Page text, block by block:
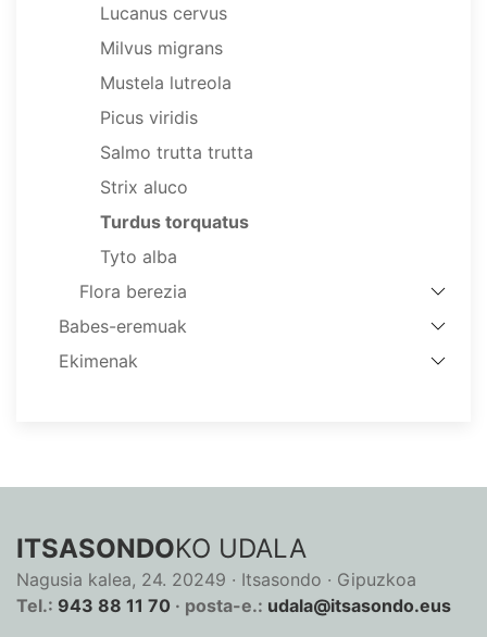
Lucanus cervus
Milvus migrans
Mustela lutreola
Picus viridis
Salmo trutta trutta
Strix aluco
Turdus torquatus
Tyto alba
Flora berezia
Babes-eremuak
Ekimenak
ITSASONDOKO UDALA
Nagusia kalea, 24. 20249 · Itsasondo · Gipuzkoa
Tel.: 943 88 11 70 · posta-e.: udala@itsasondo.eus